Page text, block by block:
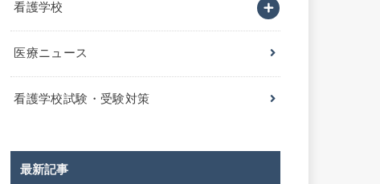
看護学校
医療ニュース
看護学校試験・受験対策
最新記事